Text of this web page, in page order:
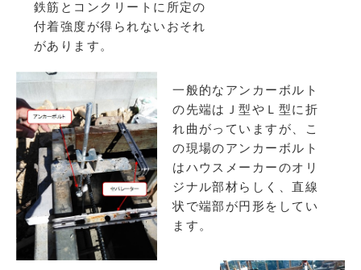
鉄筋とコンクリートに所定の
付着強度が得られないおそれ
があります。
一般的なアンカーボルト
の先端はＪ型やＬ型に折
れ曲がっていますが、こ
の現場のアンカーボルト
はハウスメーカーのオリ
ジナル部材らしく、直線
状で端部が円形をしてい
ます。